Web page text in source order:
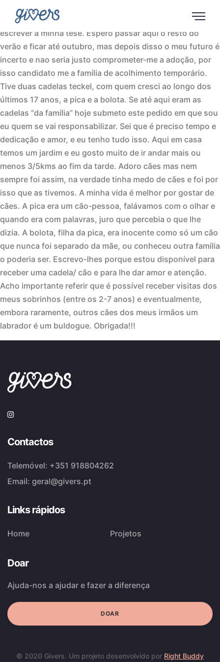
Olá! Sou a Maria e tenho 27 anos, sou de Lisboa mas
estou a viver no campo (Benavente) enquanto acabo de
escrever a minha tese. Espero passar aqui o resto do
verão e ficar até outubro, mas depois disso o meu futuro é
incerto e nao seria justo comprometer-me a adoção, por
isso candidato me a família de acolhimento temporário.
Tive duas cadelas teckel, com quem cresci ao longo dos
últimos 17 anos, a pica e a bolota. Se até aqui eram as
cadelas “da família” hoje submeto este pedido em que sou
eu quem se vai responsabilizar. Sei que é preciso tempo e
dedicação e amor, e eu tenho tudo isso. Aqui em casa
temos um jardim e eu gosto muito de ir andar mais ou
menos 3/5kms ao fim da tarde. Adoro cães mas nem
sempre foi assim, na verdade tinha medo de cães e foi por
isso que as tivemos. A minha vida é melhor por gostar de
cães. A pica era um cão-pessoa, falávamos com o olhar e
quando era com palavras, juro que percebia o que lhe
dizia. A bolota, filha da pica, era inocente como só um cão
que nunca foi separado da mãe, ou conheceu outra família
o poderia ser. Escrevo-lhes porque estou disponível para
receber uma cadela/ cão e para lhe dar amor e atenção.
Acho importante referir que é possível receber visitas dos
meus sobrinhos (entre os 2-7 anos) e eventualmente,
embora raramente, outros cães dos meus irmãos um
labrador é um buldogue. Obrigada!!!
Contactos
Telemóvel: +351 918804262
Email: geral@givers.pt
Links rápidos
Home Projetos
Doar
Ajuda-nos a ajudar e fazer a diferença
DOAR
© 2020 Givers. Um projeto desenvolvido por Right Buddy